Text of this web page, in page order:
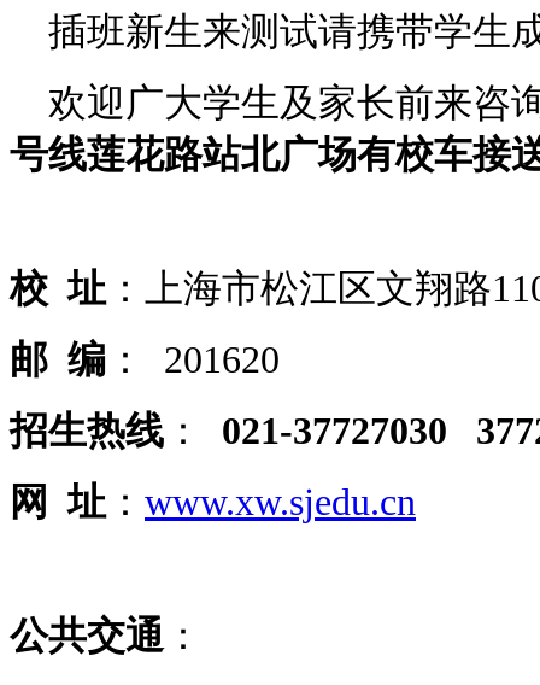
插班新生来测试请携带学生
欢迎广大学生及家长前来咨
号线莲花路站北广场有校车接
校 址：上海市松江区文翔路
邮 编 ： 201620
招生热线 ：
021-37727030
网 址： www.xw.sjedu.cn
公共交通：